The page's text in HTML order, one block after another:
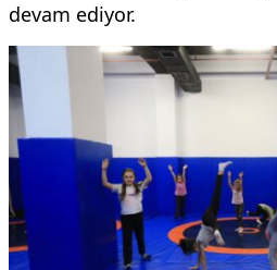
devam ediyor.